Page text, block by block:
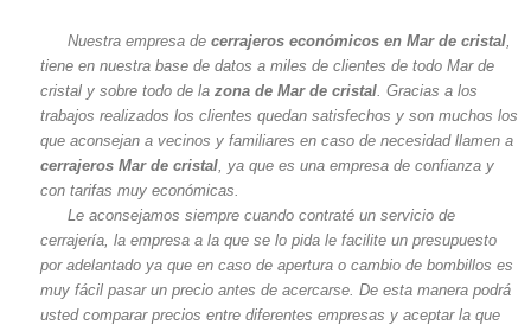
Nuestra empresa decerrajeros económicos en Mar de cristal
tiene en nuestra base de datos a miles de clientes de todo Mar de
cristal y sobre todo de la zona de Mar de cristal . Gracias a los
trabajos realizados los clientes quedan satisfechos y son muchos los
que aconsejan a vecinos y familiares en caso de necesidad llamen a
cerrajeros Mar de cristal , ya que es una empresa de confianza y
con tarifas muy económicas.
Le aconsejamos siempre cuando contraté un servicio de
cerrajería, la empresa a la que se lo pida le facilite un presupuesto
por adelantado ya que en caso de apertura o cambio de bombillos es
muy fácil pasar un precio antes de acercarse. De esta manera podrá
usted comparar precios entre diferentes empresas y aceptar la que